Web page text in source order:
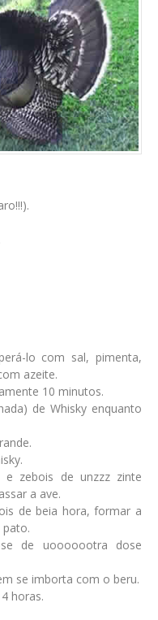
lo com sal, pimenta,
azeite.
10 minutos.
de Whisky enquanto
zebois de unzzz zinte
a ave.
de beia hora, formar a
de uooooootra dose
se imborta com o beru.
horas.